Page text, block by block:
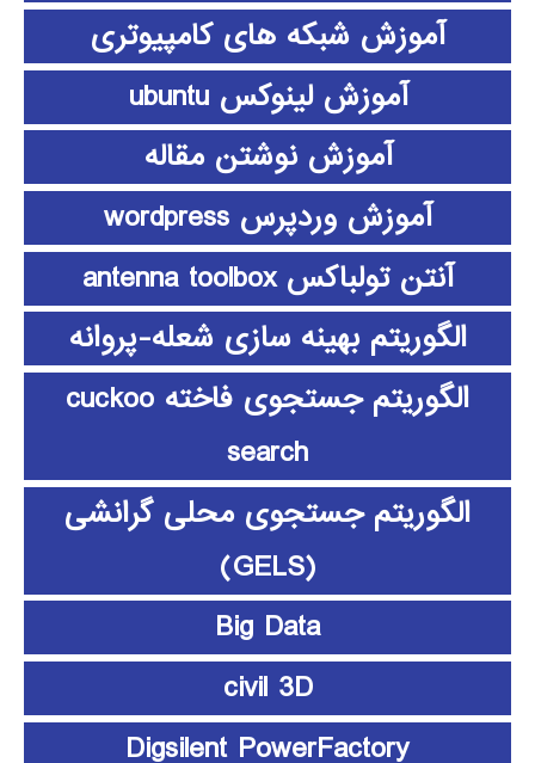
آموزش شبکه های کامپیوتری
آموزش لینوکس ubuntu
آموزش نوشتن مقاله
آموزش وردپرس wordpress
آنتن تولباکس antenna toolbox
الگوریتم بهینه سازی شعله-پروانه
الگوریتم جستجوی فاخته cuckoo
search
الگوریتم جستجوی محلی گرانشی
(GELS)
Big Data
civil 3D
Digsilent PowerFactory